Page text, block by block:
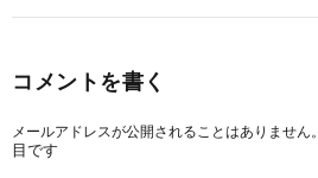
コメントを書く
メールアドレスが公開されることはありません。
目です